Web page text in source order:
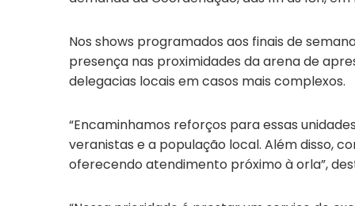
Nos shows programados aos finais de
presença nas proximidades da arena de
delegacias locais em casos mais complexos.
“Encaminhamos reforços para essas
veranistas e a população local. Além disso,
oferecendo atendimento próximo à orla”,